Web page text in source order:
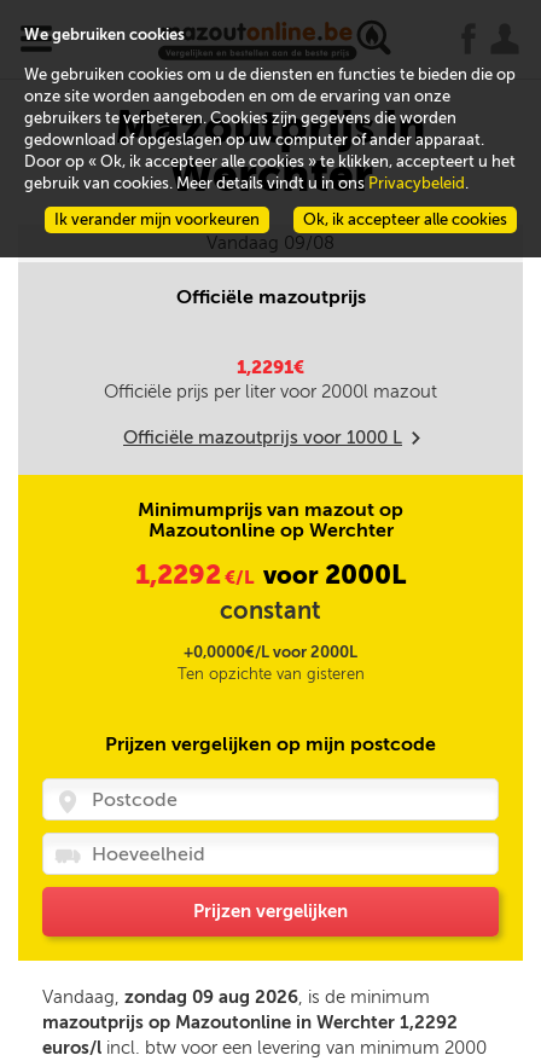
x
Mazoutprijs in
Werchter
Vandaag 09/08
Officiële mazoutprijs
1,2291€
Officiële prijs per liter voor 2000l mazout
Officiële mazoutprijs voor 1000 L m
Minimumprijs van mazout op
Mazoutonline op Werchter
1,2292€/L voor 2000L
constant
+0,0000€/L voor 2000L
Ten opzichte van gisteren
Prijzen vergelijken op mijn postcode
Prijzen vergelijken
Vandaag, zondag 09 aug 2026, is de minimum
mazoutprijs op Mazoutonline in Werchter 1,2292
euros/l incl. btw voor een levering van minimum 2000
We gebruiken cookies
We gebruiken cookies om u de diensten en functies te bieden die op
onze site worden aangeboden en om de ervaring van onze
gebruikers te verbeteren. Cookies zijn gegevens die worden
gedownload of opgeslagen op uw computer of ander apparaat.
Door op « Ok, ik accepteer alle cookies » te klikken, accepteert u het
gebruik van cookies. Meer details vindt u in ons Privacybeleid .
Ok, ik accepteer alle cookies
Ik verander mijn voorkeuren